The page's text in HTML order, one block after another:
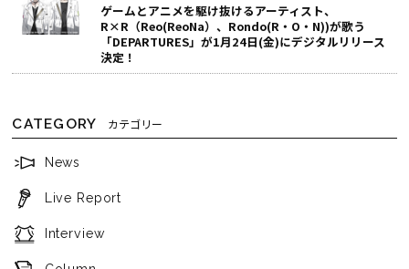
ゲームとアニメを駆け抜けるアーティスト、
R×R（Reo(ReoNa）、Rondo(R・O・N))が歌う
「DEPARTURES」が1月24日(金)にデジタルリリース
決定！
CATEGORY カテゴリー
News
Live Report
Interview